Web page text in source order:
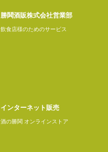
勝鬨酒販株式会社営業部
飲食店様のためのサービス
インターネット販売
酒の勝鬨 オンラインストア